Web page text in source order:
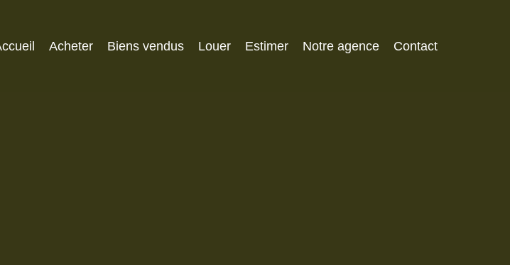
Acheter Biens vendus Louer Estimer Notre agence Contact